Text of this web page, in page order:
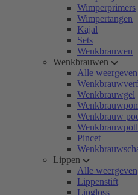
Wimperprimers
Wimpertangen
Kajal
Sets
Wenkbrauwen
Wenkbrauwen
Alle weergeven
Wenkbrauwverf
Wenkbrauwgel
Wenkbrauw
Pincet
Lippen
Alle weergeven
Lippenstift
Lipgloss